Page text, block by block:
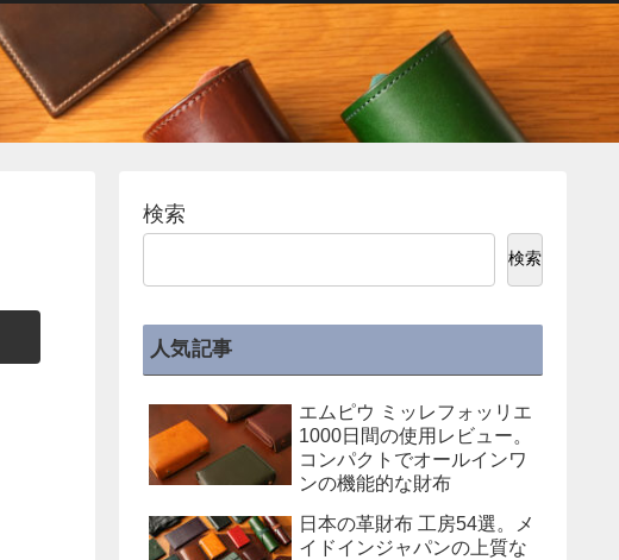
検索
検索
人気記事
エムピウ ミッレフォッリエ
1000日間の使用レビュー。
コンパクトでオールインワ
ンの機能的な財布
日本の革財布 工房54選。メ
イドインジャパンの上質な